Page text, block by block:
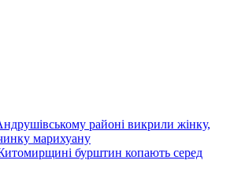
районі викрили жінку,
марихуану
бурштин копають серед